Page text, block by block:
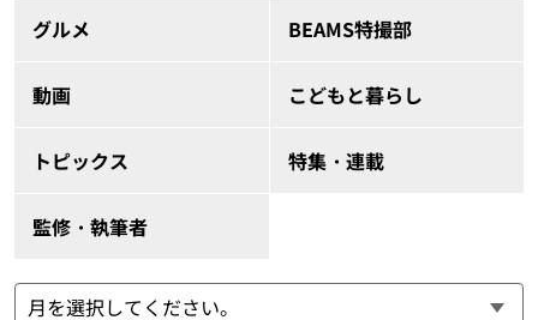
グルメ BEAMS特撮部
動画 こどもと暮らし
トピックス 特集・連載
監修・執筆者